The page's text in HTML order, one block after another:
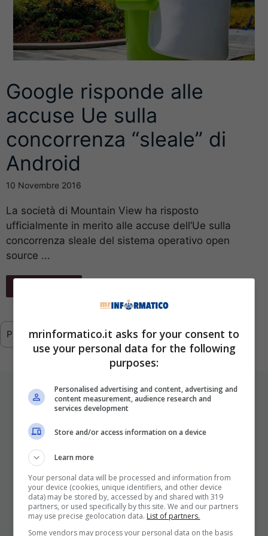
Google risponde alle
accuse Ue sulla
concorrenza “sleale” di
Android
10 Novembre 2016
La società di Mountain View ha risposto
ufficialmente in merito alle accuse dell’Ue sulla
concorrenza sleale del sistema operativo open
source ...
Previous 1 … 291 292 293
ULTIMI ARTICOLI
I Pro E I Contro Di Una Nuova Moda
mrinformatico.it asks for your consent to
use your personal data for the following
purposes:
Personalised advertising and content, advertising and
content measurement, audience research and
services development
Store and/or access information on a device
Learn more
Your personal data will be processed and information from
your device (cookies, unique identifiers, and other device
data) may be stored by, accessed by and shared with 319
partners, or used specifically by this site. We and our partners
may use precise geolocation data. List of partners.
Some vendors may process your personal data on the basis